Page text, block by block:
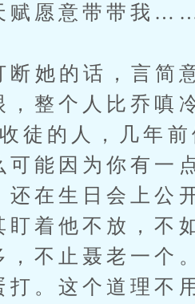
赋愿意带带我
的话，言简意
整个人比乔嗔
徒的人，几年
能因为你有一
在生日会上公
着他不放，不
不止聂老一个
打。这个道理